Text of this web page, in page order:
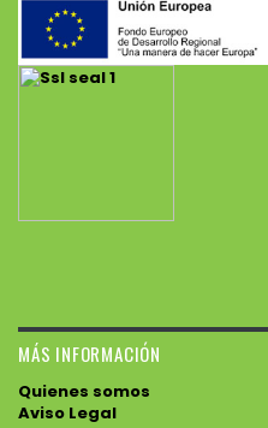
MÁS INFORMACIÓN
Quienes somos
Aviso Legal